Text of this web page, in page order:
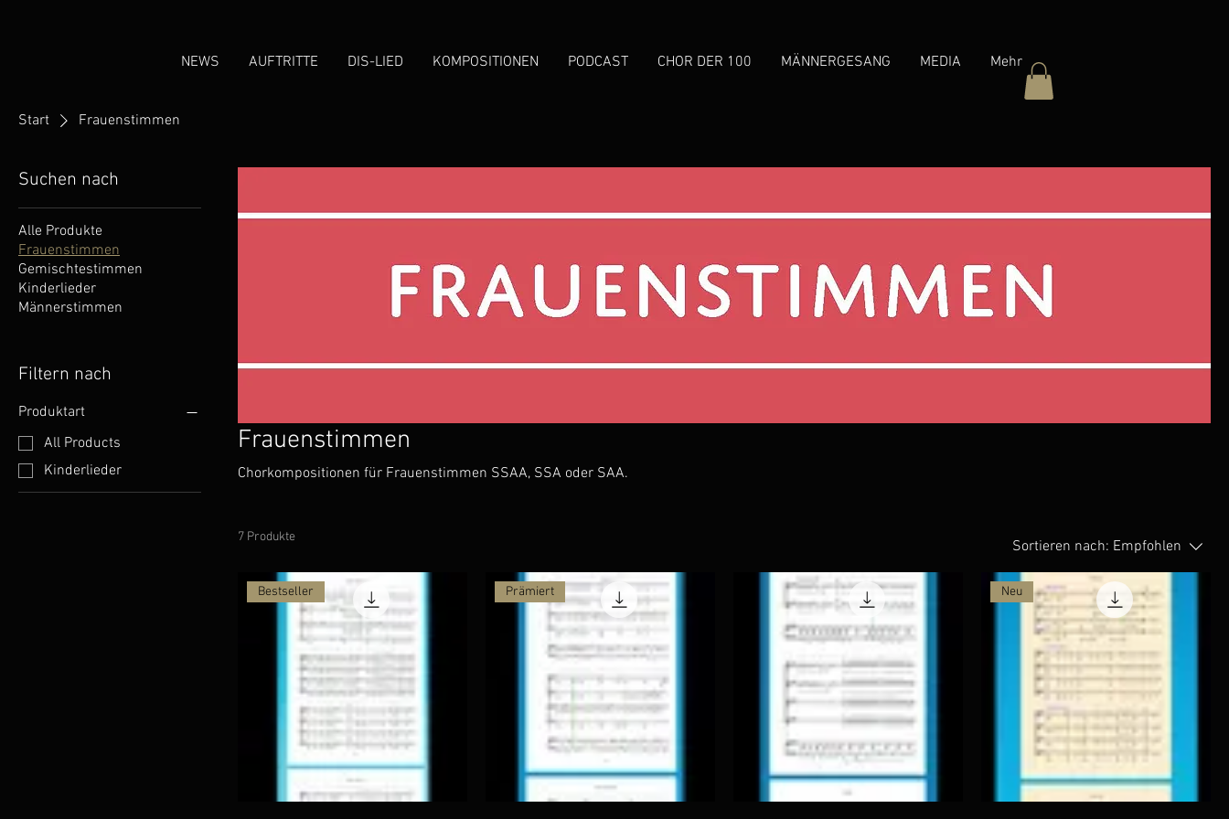
NEWS AUFTRITTE DIS-LIED KOMPOSITIONEN PODCAST CHOR DER 100 MÄNNERGESANG MEDIA Mehr
Start Frauenstimmen
Suchen nach
Alle Produkte
Frauenstimmen
Gemischtestimmen
Kinderlieder
Männerstimmen
Filtern nach
Produktart
All Products
Kinderlieder
Frauenstimmen
Chorkompositionen für Frauenstimmen SSAA, SSA oder SAA.
7 Produkte
Sortieren nach: Empfohlen
Bestseller Prämiert Neu